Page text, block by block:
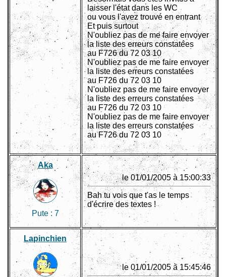
laisser l'état dans les WC
ou vous l'avez trouvé en entrant
Et puis surtout
N'oubliez pas de me faire envoyer
la liste des erreurs constatées
au F726 du 72 03 10
N'oubliez pas de me faire envoyer
la liste des erreurs constatées
au F726 du 72 03 10
N'oubliez pas de me faire envoyer
la liste des erreurs constatées
au F726 du 72 03 10
N'oubliez pas de me faire envoyer
la liste des erreurs constatées
au F726 du 72 03 10
Aka
Pute : 7
le 01/01/2005 à 15:00:33
Bah tu vois que t'as le temps
d'écrire des textes !
Lapinchien
le 01/01/2005 à 15:45:46